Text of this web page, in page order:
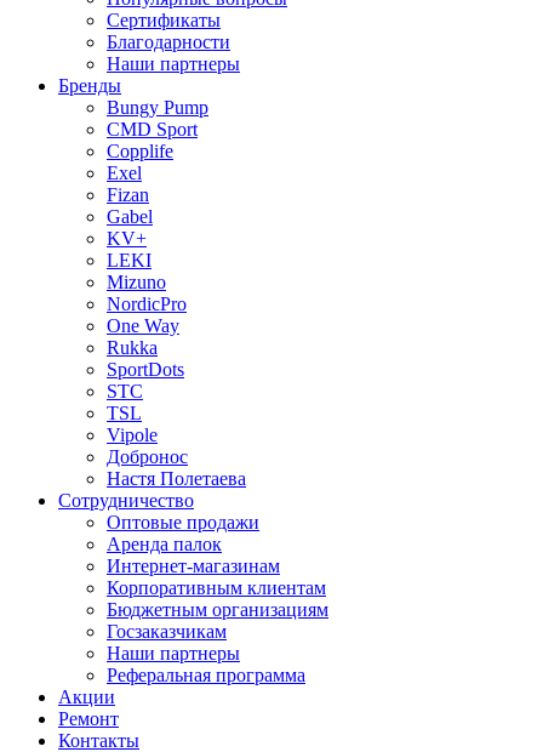
Сертификаты
Благодарности
Наши партнеры
Бренды
Bungy Pump
CMD Sport
Copplife
Exel
Fizan
Gabel
KV+
LEKI
Mizuno
NordicPro
One Way
Rukka
SportDots
STC
TSL
Vipole
Добронос
Настя Полетаева
Сотрудничество
Оптовые продажи
Аренда палок
Интернет-магазинам
Корпоративным клиентам
Бюджетным организациям
Госзаказчикам
Наши партнеры
Реферальная программа
Акции
Ремонт
Контакты